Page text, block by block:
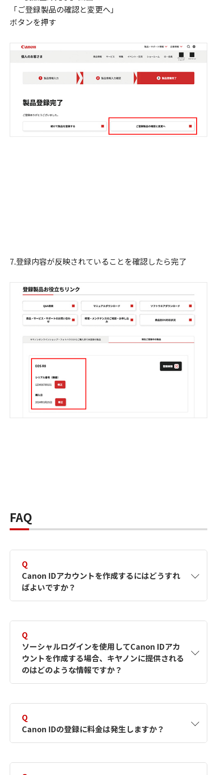
「ご登録製品の確認と変更へ」
ボタンを押す
7.登録内容が反映されていることを確認したら完了
FAQ
Q
Canon IDアカウントを作成するにはどうすれ
ばよいですか？
す。詳しい作成方法は【カメラ】Canon IDとは
何ですか？Canon IDの作成方法は？をご確認く
ださい。
Q
ソーシャルログインを使用してCanon IDアカ
ウントを作成する場合、キヤノンに提供される
のはどのような情報ですか？
択したサービスから取得します。アカウントを
簡単に作成できるように、この情報を使用して
Canon IDの登録フォームを入力します。
Q
Canon IDの登録に料金は発生しますか？